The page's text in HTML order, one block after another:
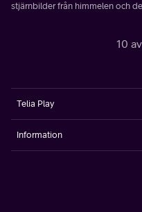
stjärnbilder från himmelen och
10
Telia Play
Information